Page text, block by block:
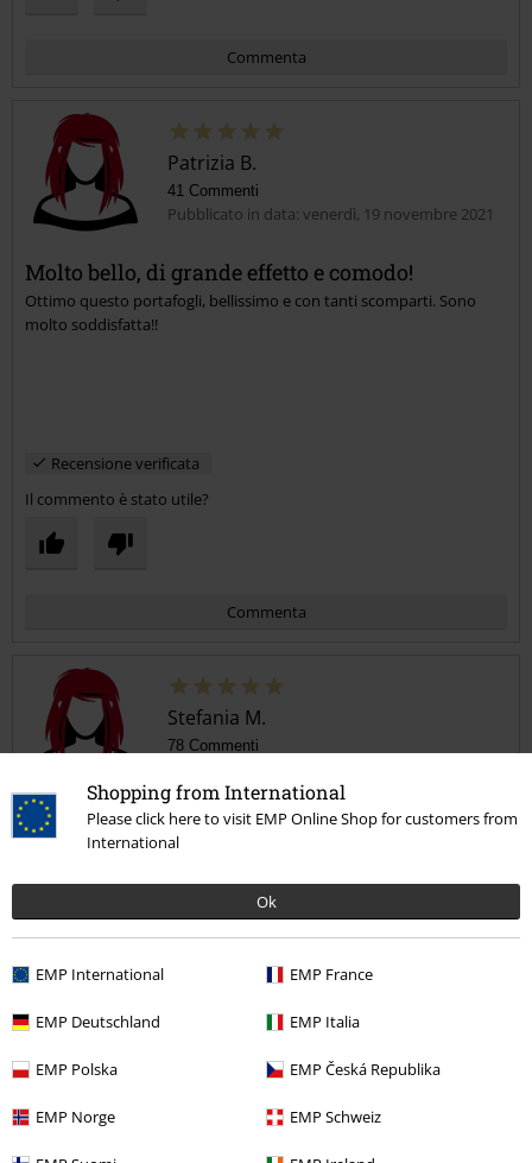
Shopping from International
Please click here to visit EMP Online Shop for customers from
International
Ok
EMP International EMP France
EMP Deutschland EMP Italia
EMP Polska EMP Česká Republika
EMP Norge EMP Schweiz
Commenta
Invia un commento
Patrizia B.
41 Commenti
Pubblicato in data: venerdì, 19 novembre 2021
Molto bello, di grande effetto e comodo!
Ottimo questo portafogli, bellissimo e con tanti scomparti. Sono
molto soddisfatta!!
Recensione verificata
Il commento è stato utile?
Commenta
Invia un commento
Stefania M.
78 Commenti
Strepitoso!
Portafogli strepitosamente bello, realizzato in modo egregio,
capiente e solido! Un vero gioiellino che si farà notare per classe ed
eleganza! Da avere assolutamente! EMP TOP!
Recensione verificata